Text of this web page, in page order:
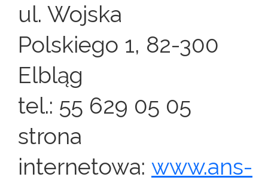
ul. Wojska
Polskiego 1, 82-300
Elbląg
tel.: 55 629 05 05
strona
internetowa: www.ans-